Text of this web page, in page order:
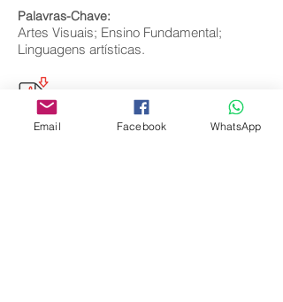
Palavras-Chave:
Artes Visuais; Ensino Fundamental;
Linguagens artísticas.
Email Facebook WhatsApp